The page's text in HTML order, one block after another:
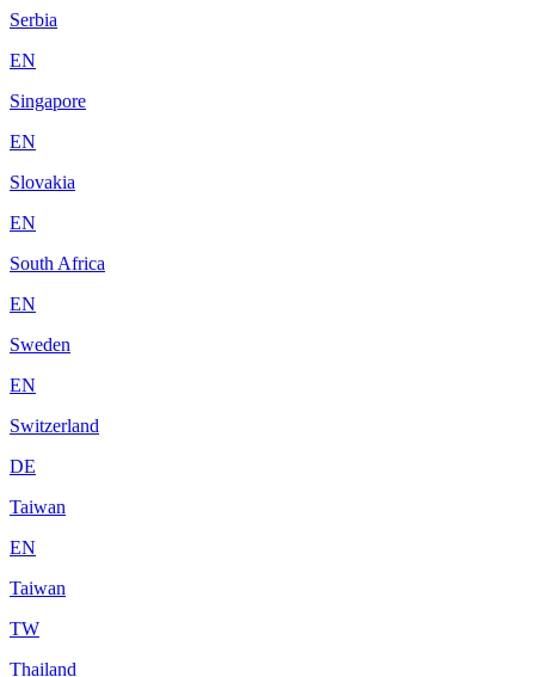
Serbia
EN
Singapore
EN
Slovakia
EN
South Africa
EN
Sweden
EN
Switzerland
DE
Taiwan
EN
Taiwan
TW
Thailand